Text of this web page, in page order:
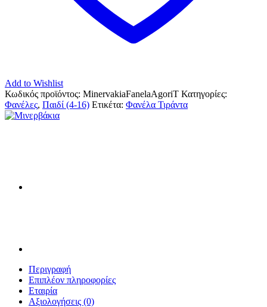
Add to Wishlist
Κωδικός προϊόντος: MinervakiaFanelaAgoriT Κατηγορίες:
Φανέλες, Παιδί (4-16) Ετικέτα: Φανέλα Τιράντα
Περιγραφή
Επιπλέον πληροφορίες
Εταιρία
Αξιολογήσεις (0)